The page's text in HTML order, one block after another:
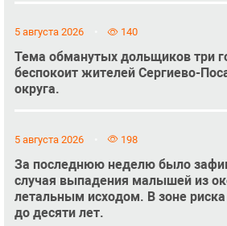
5 августа 2026 140
Тема обманутых дольщиков три
беспокоит жителей Сергиево-
округа.
5 августа 2026 198
За последнюю неделю было
случая выпадения малышей из
летальным исходом. В зоне
до десяти лет.